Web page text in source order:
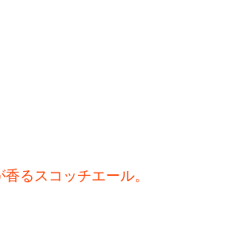
るスコッチエール。